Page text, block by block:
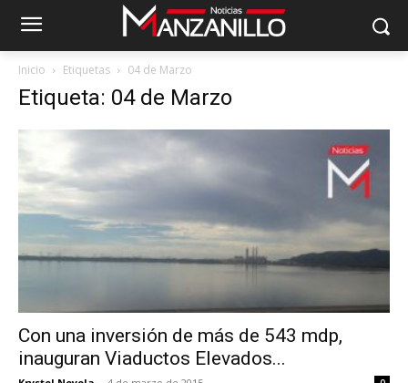
Inicio Etiquetas 04 de Marzo
Etiqueta: 04 de Marzo
Con una inversión de más de 543 mdp,
inauguran Viaductos Elevados...